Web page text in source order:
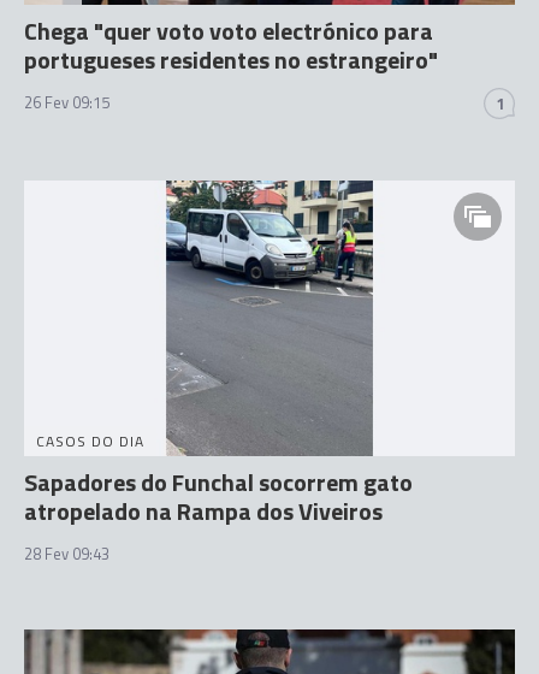
Chega "quer voto voto electrónico para
portugueses residentes no estrangeiro"
26 Fev 09:15 1
CASOS DO DIA
Sapadores do Funchal socorrem gato
atropelado na Rampa dos Viveiros
28 Fev 09:43